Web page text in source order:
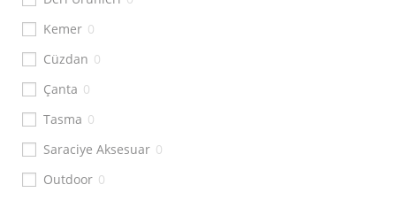
Kemer 0
Cüzdan 0
Çanta 0
Tasma 0
Saraciye Aksesuar 0
Outdoor 0